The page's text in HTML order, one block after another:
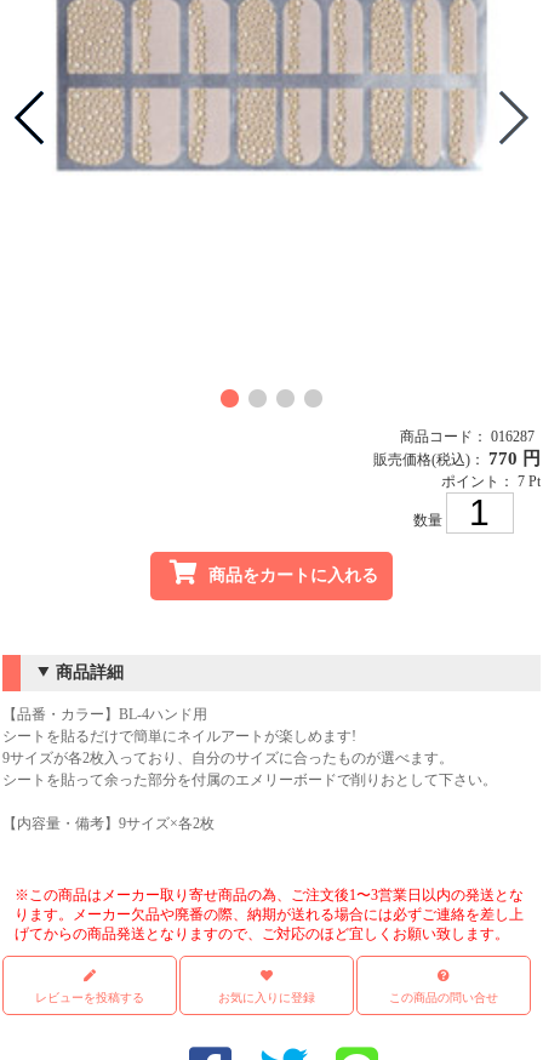
商品コード： 016287
販売価格(税込)： 770 円
ポイント： 7 Pt
数量
商品をカートに入れる
商品詳細
【品番・カラー】BL-4ハンド用
シートを貼るだけで簡単にネイルアートが楽しめます!
9サイズが各2枚入っており、自分のサイズに合ったものが選べます。
シートを貼って余った部分を付属のエメリーボードで削りおとして下さい。
【内容量・備考】9サイズ×各2枚
※この商品はメーカー取り寄せ商品の為、ご注文後1〜3営業日以内の発送とな
ります。メーカー欠品や廃番の際、納期が送れる場合には必ずご連絡を差し上
げてからの商品発送となりますので、ご対応のほど宜しくお願い致します。
レビューを投稿する お気に入りに登録 この商品の問い合せ